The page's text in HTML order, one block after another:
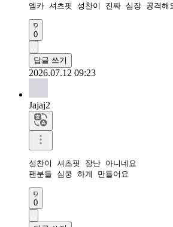
엠카 셔츠핏 성찬이 진짜 심장 공격
0
답글 쓰기
2026.07.12 09:23
Jajaj2
성찬이 셔츠핏 장난 아니네요
팬분들 심쿵 하게 만들어요
0